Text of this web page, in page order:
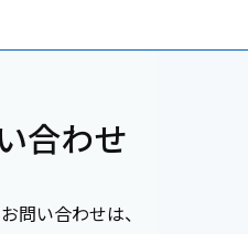
合わせ
問い合わせは、